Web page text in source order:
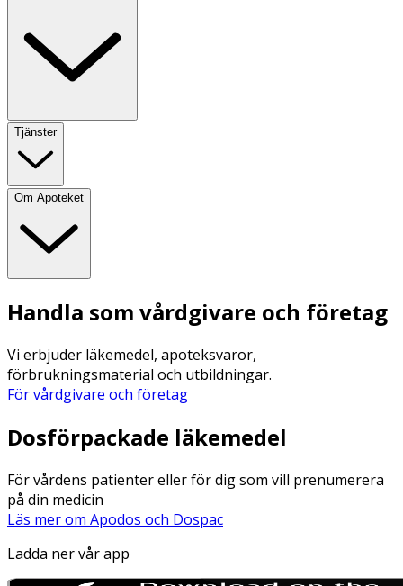
Tjänster
Om Apoteket
Handla som vårdgivare och företag
Vi erbjuder läkemedel, apoteksvaror,
förbrukningsmaterial och utbildningar.
För vårdgivare och företag
Dosförpackade läkemedel
För vårdens patienter eller för dig som vill prenumerera
på din medicin
Läs mer om Apodos och Dospac
Ladda ner vår app